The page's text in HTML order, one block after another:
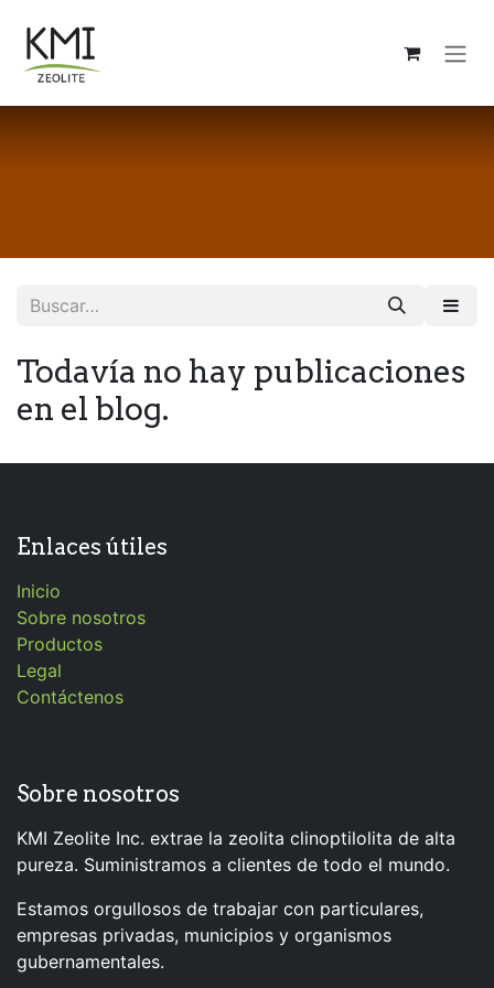
Todavía no hay publicaciones
en el blog.
Enlaces útiles
Inicio
Sobre nosotros
Productos
Legal
Contáctenos
Sobre nosotros
KMI Zeolite Inc. extrae la zeolita clinoptilolita de alta
pureza. Suministramos a clientes de todo el mundo.
Estamos orgullosos de trabajar con particulares,
empresas privadas, municipios y organismos
gubernamentales.